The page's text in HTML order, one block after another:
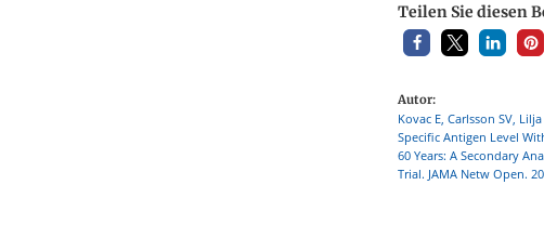
Teilen Sie diesen
Autor:
Kovac E, Carlsson SV,
Specific Antigen Level
60 Years: A Secondary
Trial. JAMA Netw Open.